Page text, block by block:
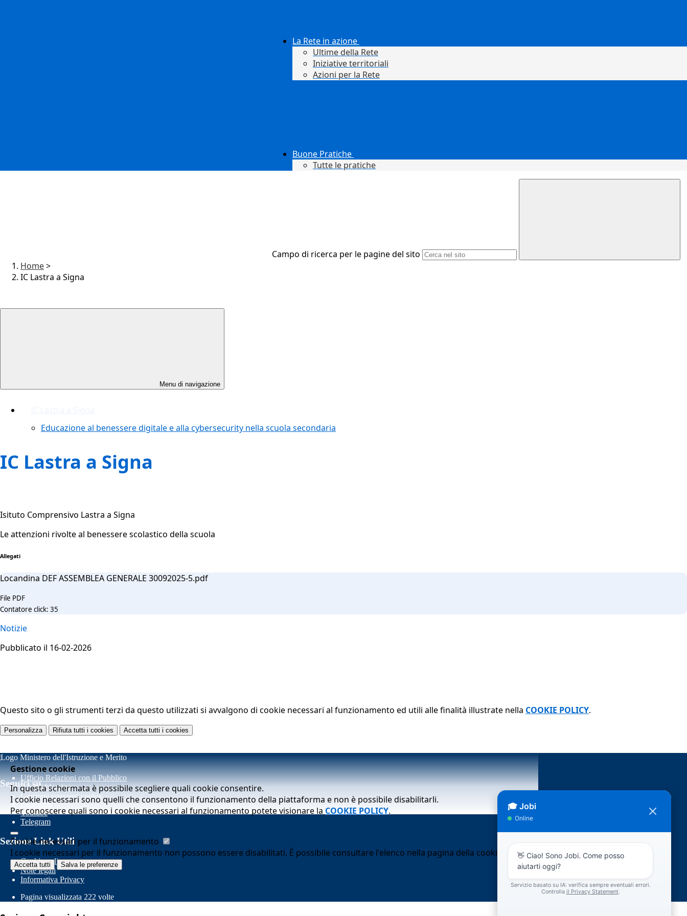
La Rete in azione
Ultime della Rete
Iniziative territoriali
Azioni per la Rete
Buone Pratiche
Tutte le pratiche
Campo di ricerca per le pagine del sito
Home>
IC Lastra a Signa
Menu di navigazione
Educazione al benessere digitale e alla cybersecurity nella scuola secondaria
IC Lastra a Signa
Isituto Comprensivo Lastra a Signa
Le attenzioni rivolte al benessere scolastico della scuola
Allegati
Locandina DEF ASSEMBLEA GENERALE 30092025-5.pdf
File PDF
Contatore click: 35
Notizie
Pubblicato il 16-02-2026
Questo sito o gli strumenti terzi da questo utilizzati si avvalgono di cookie necessari al funzionamento ed utili alle finalità illustrate nella COOKIE POLICY.
Personalizza Rifiuta tutti i cookies Accetta tutti i cookies
Gestione cookie
In questa schermata è possibile scegliere quali cookie consentire.
I cookie necessari sono quelli che consentono il funzionamento della piattaforma e non è possibile disabilitarli.
Per conoscere quali sono i cookie necessari al funzionamento potete visionare la COOKIE POLICY.
Cookie necessari per il funzionamento
I cookie necessari per il funzionamento non possono essere disabilitati. È possibile consultare l'elenco nella pagina della cookie policy.
Accetta tutti Salva le preferenze
Ufficio Relazioni con il Pubblico
Whistleblowing
Gestione consensi cookie
Seguici su
Facebook
Youtube
Telegram
Sezione Link Utili
Cookie policy
Note legali
Informativa Privacy
Pagina visualizzata 222 volte